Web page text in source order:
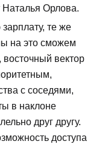
Наталья Орлова.
те же
на это сможем
восточный вектор
с соседями,
в наклоне
друг другу.
доступа